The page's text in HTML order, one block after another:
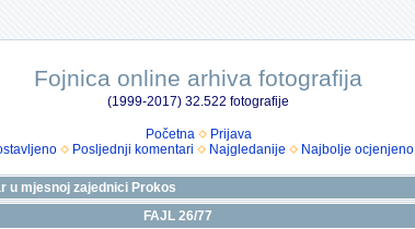
Fojnica online arhiva fotografija
(1999-2017) 32.522 fotografije
Početna
Prijava
Posljednji komentari Najgledanije Najbolje ocjenjeno
u mjesnoj zajednici Prokos
FAJL 26/77